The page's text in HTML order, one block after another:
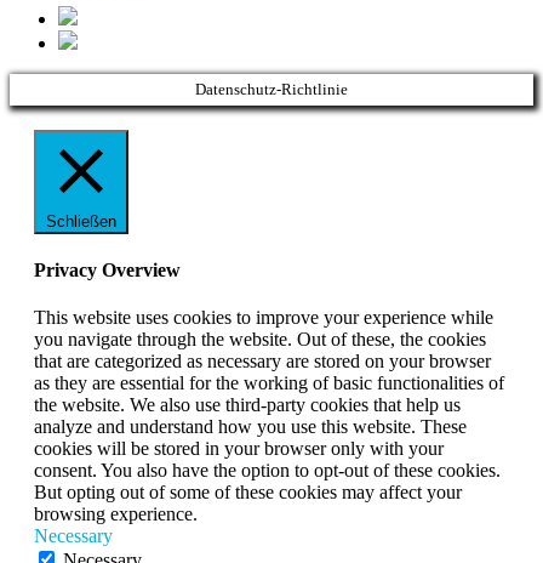
Datenschutz-Richtlinie
Schließen
Privacy Overview
This website uses cookies to improve your experience while
you navigate through the website. Out of these, the cookies
that are categorized as necessary are stored on your browser
as they are essential for the working of basic functionalities of
the website. We also use third-party cookies that help us
analyze and understand how you use this website. These
cookies will be stored in your browser only with your
consent. You also have the option to opt-out of these cookies.
But opting out of some of these cookies may affect your
browsing experience.
Necessary